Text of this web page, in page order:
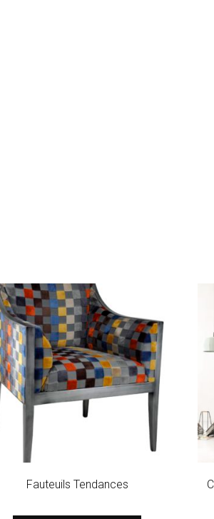
Fauteuils Tendances